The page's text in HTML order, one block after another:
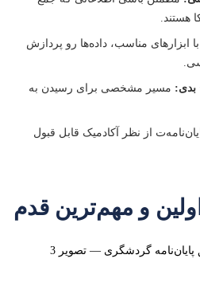
هستند.
با ابزارهای مناسب، داده‌ها رو پردازش
بدی: مسیر مشخصی برای رسیدن به
از نظر آکادمیک قابل قبول
و مهم‌ترین قدم